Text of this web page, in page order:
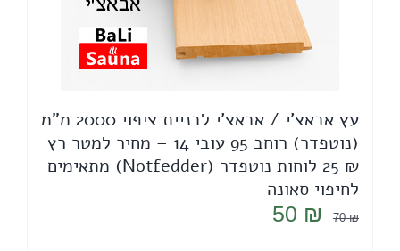
עץ אבאצ'י / אבאצ'י לבניית ציפוי 2000 מ"מ
(נוטפדר) רוחב 95 עובי 14 – מחיר למטר רץ
₪ 25 לוחות נוטפדר (Notfedder) מתאימים
לחיפוי סאונה
70₪
המחיר
50 ₪
המחיר